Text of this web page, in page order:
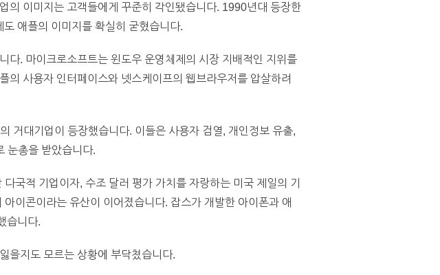
의 이미지는 고객들에게 꾸준히 각인됐습니다. 1990년대 등장한
애플의 이미지를 확실히 굳혔습니다.
다. 마이크로소프트는 윈도우 운영체제의 시장 지배적인 지위를
의 사용자 인터페이스와 넷스케이프의 웹브라우저를 압살하려
거대기업이 등장했습니다. 이들은 사용자 검열, 개인정보 유출,
눈총을 받았습니다.
국적 기업이자, 수조 달러 평가 가치를 자랑하는 미국 제일의 기
이콘이라는 유산이 이어졌습니다. 잡스가 개발한 아이폰과 애
습니다.
을지도 모르는 상황에 부닥쳤습니다.